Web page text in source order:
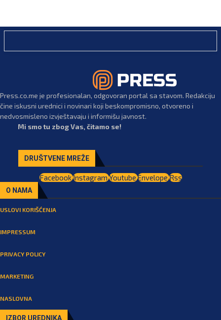
Press.co.me je profesionalan, odgovoran portal sa stavom. Redakciju
čine iskusni urednici i novinari koji beskompromisno, otvoreno i
nedvosmisleno izvještavaju i informišu javnost.
Mi smo tu zbog Vas, čitamo se!
DRUŠTVENE MREŽE
FacebookInstagramYoutubeEnvelopeRss
O NAMA
USLOVI KORIŠĆENJA
IMPRESSUM
PRIVACY POLICY
MARKETING
NASLOVNA
IZBOR UREDNIKA